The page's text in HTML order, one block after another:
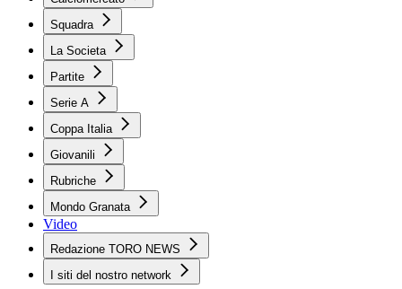
Squadra
La Societa
Partite
Serie A
Coppa Italia
Giovanili
Rubriche
Mondo Granata
Video
Redazione TORO NEWS
I siti del nostro network